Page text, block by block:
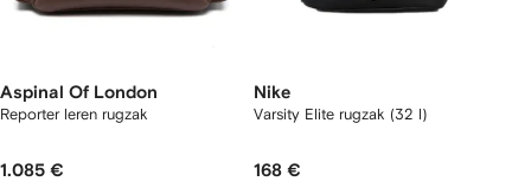
Aspinal Of London
Reporter leren rugzak
1.085 €
Nike
Varsity Elite rugzak (32 l)
168 €